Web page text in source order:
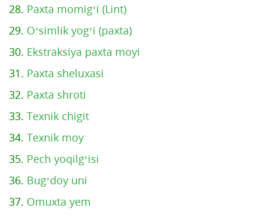
28. Paxta momig‘i (Lint)
29. O‘simlik yog‘i (paxta)
30. Ekstraksiya paxta moyi
31. Paxta sheluxasi
32. Paxta shroti
33. Texnik chigit
34. Texnik moy
35. Pech yoqilg‘isi
36. Bug‘doy uni
37. Omuxta yem